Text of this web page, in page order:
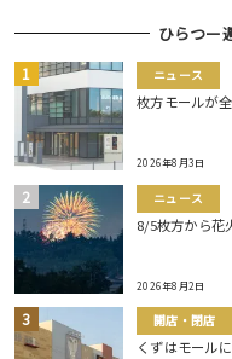
ひらつー
ニュース
枚方モールが
2026年8月3日
ニュース
8/5枚方から花
2026年8月2日
開店・閉店
くずはモール